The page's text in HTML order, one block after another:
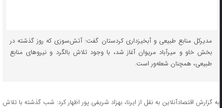
مدیرکل منابع طبیعی و آبخیزداری کردستان گفت: آتش‌سوزی که روز گذشته در
بخش خاو و میرآباد مریوان آغاز شد، با وجود تلاش بالگرد و نیروهای منابع
طبیعی، همچنان شعله‌ور است.
به گزارش اقتصادآنلاین به نقل از ایرنا، بهزاد شریفی پور اظهار کرد: شب گذشته با تلاش